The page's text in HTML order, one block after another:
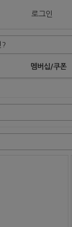
로그인
멤버십/쿠폰